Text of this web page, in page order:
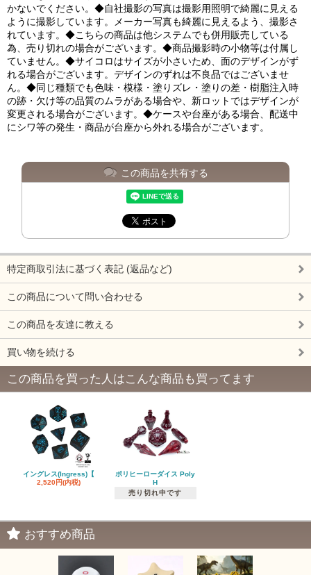
かないでください。◆自社撮影の写真は撮影用照明で綺麗に見える
ように撮影しています。メーカー写真も綺麗に見えるよう、撮影さ
れています。◆こちらの商品は他システムでも併用販売している
為、売り切れの場合がございます。◆商品撮影時の小物等は付属し
ていません。◆サイコロはサイズが小さいため、面のデザインがず
れる場合がございます。デザインのずれは不良品ではございませ
ん。◆同じ種類でも色味・模様・塗りズレ・塗りの差・樹脂注入時
の跡・欠け等の品質のムラがある場合や、新ロットではデザインが
変更される場合がございます。◆ケースや台座がある場合、配送中
にシワ等の発生・商品が台座から外れる場合がございます。
この商品を共有する
特定商取引法に基づく表記 (返品など)
この商品について問い合わせる
この商品を友達に教える
買い物を続ける
この商品を買った人はこんな商品も買ってます
イングレス(Ingress)【
2,520円(内税)
ポリヒーローダイス Poly
H
売り切れ中です
おすすめ商品